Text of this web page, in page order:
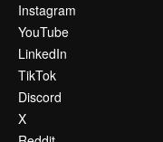
Instagram
YouTube
LinkedIn
TikTok
Discord
X